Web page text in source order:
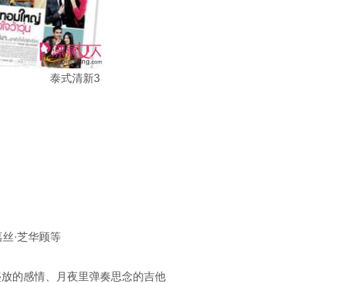
泰式清新3
·芝华顾等
感情、月夜里弹奏思念的吉他